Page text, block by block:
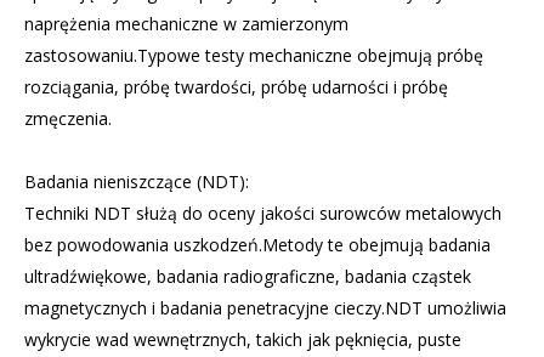
naprężenia mechaniczne w zamierzonym
zastosowaniu.Typowe testy mechaniczne obejmują próbę
rozciągania, próbę twardości, próbę udarności i próbę
zmęczenia.
Badania nieniszczące (NDT):
Techniki NDT służą do oceny jakości surowców metalowych
bez powodowania uszkodzeń.Metody te obejmują badania
ultradźwiękowe, badania radiograficzne, badania cząstek
magnetycznych i badania penetracyjne cieczy.NDT umożliwia
wykrycie wad wewnętrznych, takich jak pęknięcia, puste